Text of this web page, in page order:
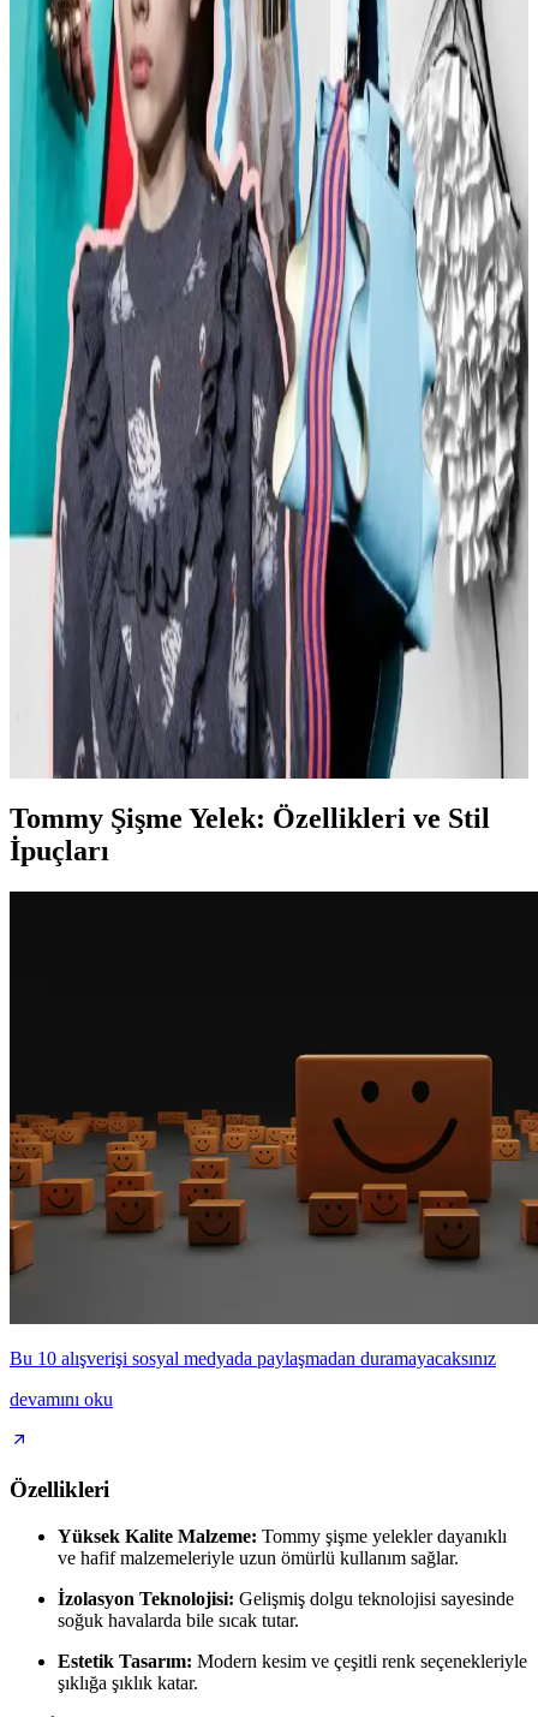
Kadın modasında renk uyumu, vücut şekline uygun giysiler, rahat
ayakkabılar ve aksesuar seçimi gibi konularda pratik öneriler
sunulmaktadır. Stil ikonlarından ilham alınarak sürdürülebilir moda
tercihleri vurgulanıyor.
Kemer Tokalarının Moda ve Kültürel Anlamları:
Şehir ve Kırsal Alanlarda Algı Farkları
Kemer tokaları, kırsal ve şehir kültürlerinde farklı anlamlar taşır.
Kırsal bölgelerde başarı simgesi olan büyük tokalar, şehirlerde sade
ve uyumlu tasarımlarla tercih edilir. Stil ve özgüven belirleyicidir.
Moda Mikrotrendleri: Geçmişten Günümüze Sevilen
ve Hâlâ Tercih Edilen Parçalar
Moda mikrotrendleri genellikle kısa ömürlü olsa da bazı parçalar,
nostalji ve kişisel stil nedeniyle uzun yıllar tercih edilmeye devam
ediyor. Bu yazı, Reddit deneyimleriyle bu trendleri inceliyor.
Kavisli Vücut Tipleri İçin Doğru Kumaş ve
Kesimlerle Yapısal Moda Rehberi
Kavisli vücut tiplerine uygun yapısal moda seçimlerinde doğru
kumaş, kesim ve stil detayları önemlidir. Terzi hizmeti ve uygun
markalarla estetik ve rahat kıyafetler elde edilir.
Günlük Moda Soruları ve Pratik Stil Önerileri:
Rahatlık ve Şıklık Dengesi
Moda ve stil, kişisel tercihler ve çevresel ihtiyaçlarla şekillenir. Ev
giyimi, iş görüşmesi, mevsimlik kıyafetler ve vücut tipine uygun
önerilerle günlük şıklık ve rahatlık dengelenir.
Tommy Şişme Yelek: Özellikleri ve Stil
İpuçları
Bu 10 alışverişi sosyal medyada paylaşmadan duramayacaksınız
devamını oku
Özellikleri
Yüksek Kalite Malzeme: Tommy şişme yelekler dayanıklı
ve hafif malzemeleriyle uzun ömürlü kullanım sağlar.
İzolasyon Teknolojisi: Gelişmiş dolgu teknolojisi sayesinde
soğuk havalarda bile sıcak tutar.
Estetik Tasarım: Modern kesim ve çeşitli renk seçenekleriyle
şıklığa şıklık katar.